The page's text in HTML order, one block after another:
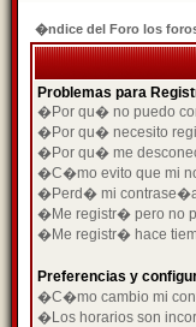
�ndice del Foro los
Problemas para
�Por qu� no puedo
�Por qu� necesito
�Por qu� me
�C�mo evito que mi
�Perd� mi
�Me registr� pero no
�Me registr� hace
Preferencias y
�C�mo cambio mi
�Los horarios son